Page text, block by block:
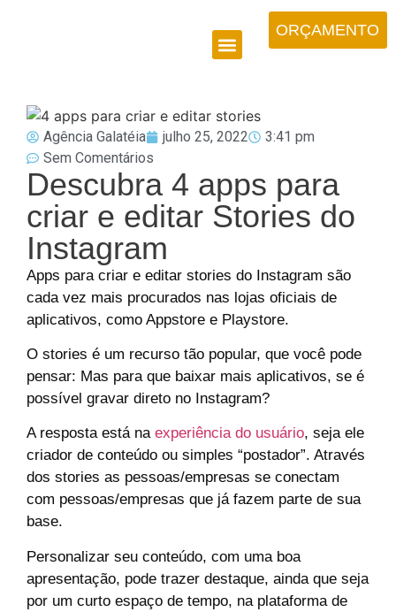
ORÇAMENTO
Agência Galatéia julho 25, 2022
3:41 pm
Sem Comentários
Descubra 4 apps para
criar e editar Stories do
Instagram
Apps para criar e editar stories do Instagram são
cada vez mais procurados nas lojas oficiais de
aplicativos, como Appstore e Playstore.
O stories é um recurso tão popular, que você pode
pensar: Mas para que baixar mais aplicativos, se é
possível gravar direto no Instagram?
A resposta está na experiência do usuário, seja ele
criador de conteúdo ou simples “postador”. Através
dos stories as pessoas/empresas se conectam
com pessoas/empresas que já fazem parte de sua
base.
Personalizar seu conteúdo, com uma boa
apresentação, pode trazer destaque, ainda que seja
por um curto espaço de tempo, na plataforma de